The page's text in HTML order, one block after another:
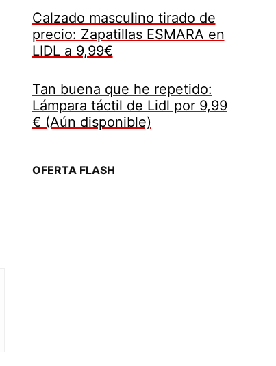
Calzado masculino tirado de
precio: Zapatillas ESMARA en
LIDL a 9,99€
Tan buena que he repetido:
Lámpara táctil de Lidl por 9,99
€ (Aún disponible)
OFERTA FLASH